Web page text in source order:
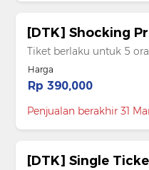
[DTK] Shocking
Tiket berlaku untuk 5
Harga
Rp 390,000
Penjualan berakhir 31
[DTK] Single